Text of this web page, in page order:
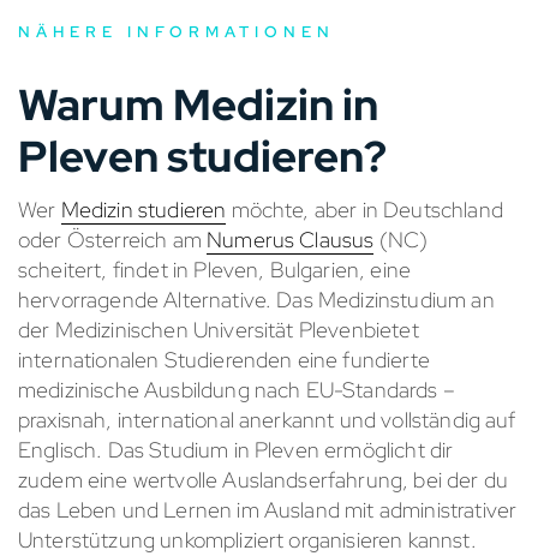
NÄHERE INFORMATIONEN
Warum Medizin in
Pleven studieren?
Wer Medizin studieren möchte, aber in Deutschland
oder Österreich am Numerus Clausus (NC)
scheitert, findet in Pleven, Bulgarien, eine
hervorragende Alternative. Das Medizinstudium an
der Medizinischen Universität Plevenbietet
internationalen Studierenden eine fundierte
medizinische Ausbildung nach EU-Standards –
praxisnah, international anerkannt und vollständig auf
Englisch. Das Studium in Pleven ermöglicht dir
zudem eine wertvolle Auslandserfahrung, bei der du
das Leben und Lernen im Ausland mit administrativer
Unterstützung unkompliziert organisieren kannst.